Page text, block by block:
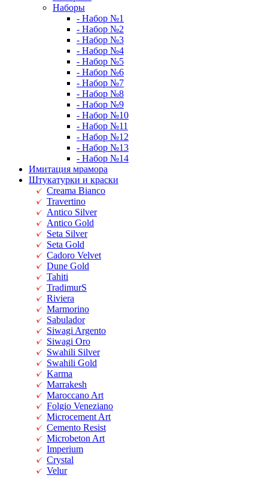
Наборы
- Набор №1
- Набор №2
- Набор №3
- Набор №4
- Набор №5
- Набор №6
- Набор №7
- Набор №8
- Набор №9
- Набор №10
- Набор №11
- Набор №12
- Набор №13
- Набор №14
Имитация мрамора
Штукатурки и краски
Creama Bianco
Travertino
Antico Silver
Antico Gold
Seta Silver
Seta Gold
Cadoro Velvet
Dune Gold
Tahiti
TradimurS
Riviera
Marmorino
Sabulador
Siwagi Argento
Siwagi Oro
Swahili Silver
Swahili Gold
Karma
Marrakesh
Maroccano Art
Folgio Veneziano
Microcement Art
Cemento Resist
Microbeton Art
Imperium
Crystal
Velur